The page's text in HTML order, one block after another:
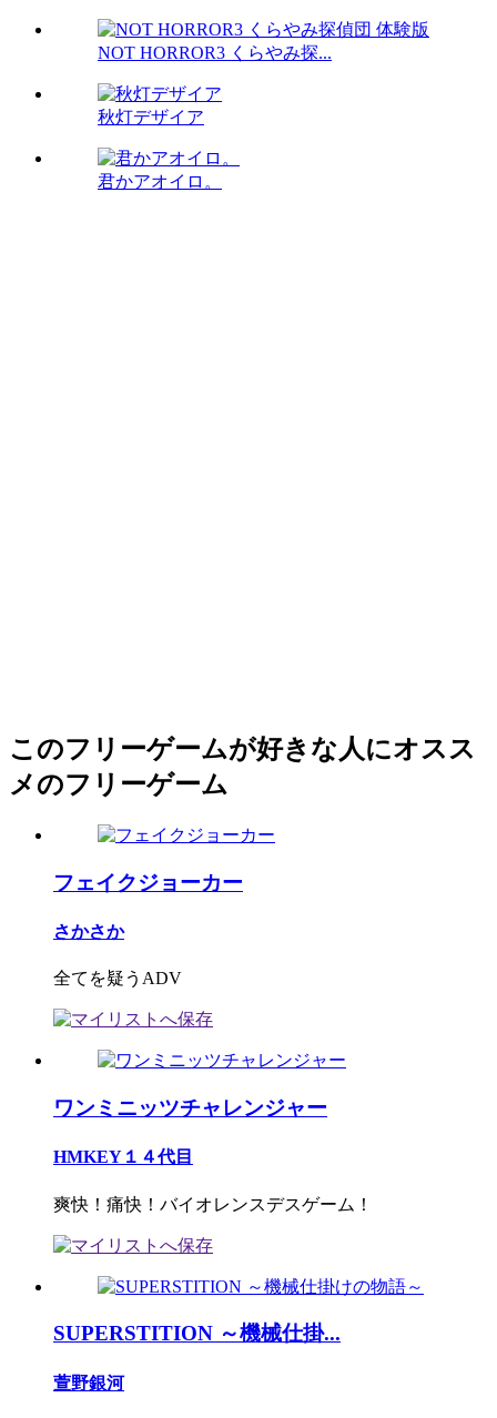
NOT HORROR3 くらやみ探...
秋灯デザイア
君かアオイロ。
このフリーゲームが好きな人にオスス
メのフリーゲーム
フェイクジョーカー
さかさか
全てを疑うADV
ワンミニッツチャレンジャー
HMKEY１４代目
爽快！痛快！バイオレンスデスゲーム！
SUPERSTITION ～機械仕掛...
萱野銀河